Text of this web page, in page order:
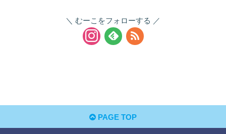
むーこをフォローする
PAGE TOP